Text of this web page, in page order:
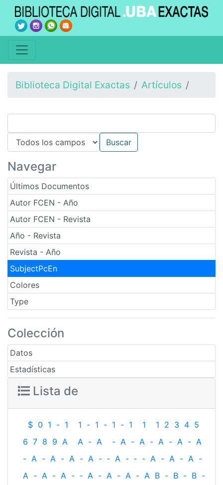
Biblioteca Digital Exactas Artículos
Navegar
Últimos Documentos
Autor FCEN - Año
Autor FCEN - Revista
Año - Revista
Revista - Año
SubjectPcEn
Colores
Type
Colección
Datos
Estadísticas
Lista de
$ 0 1 - 1 1 - 1 - 1 - 1 1 1 2 3 4 5
6 7 8 9 A A - A - A - A - A - A - A
- A - A - A - A - ‐ A - ‐ - A - A - A -
A - A - A - ‐ A - A - A - A B - B - B -